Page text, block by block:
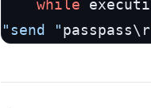
while
"send "passpass\r